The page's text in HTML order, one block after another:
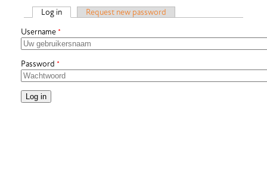
Primary tabs
Log in (active tab)Request new password
Username *
Password *